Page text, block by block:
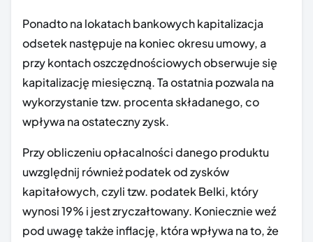
Ponadto na lokatach bankowych kapitalizacja
odsetek następuje na koniec okresu umowy, a
przy kontach oszczędnościowych obserwuje się
kapitalizację miesięczną. Ta ostatnia pozwala na
wykorzystanie tzw. procenta składanego, co
wpływa na ostateczny zysk.
Przy obliczeniu opłacalności danego produktu
uwzględnij również podatek od zysków
kapitałowych, czyli tzw. podatek Belki, który
wynosi 19% i jest zryczałtowany. Koniecznie weź
pod uwagę także inflację, która wpływa na to, że